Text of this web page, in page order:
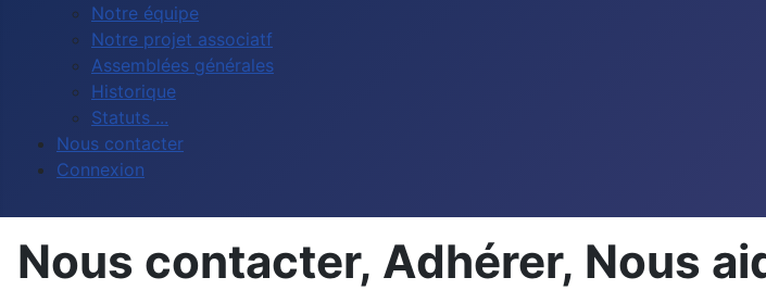
Notre équipe
Notre projet associatf
Assemblées générales
Historique
Statuts ...
Nous contacter
Connexion
Nous contacter, Adhérer, Nous